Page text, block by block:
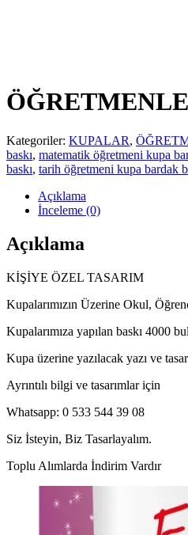
Kategoriler: KUPALAR,
baskı, matematik öğretmeni kupa
baskı, tarih öğretmeni kupa bardak
Açıklama
İnceleme (0)
Açıklama
KİŞİYE ÖZEL TASARIM
Kupalarımızın Üzerine Okul,
Kupalarımıza yapılan baskı 4000
Kupa üzerine yazılacak yazı ve
Ayrıntılı bilgi ve tasarımlar için
Whatsapp: 0 533 544 39 08
Siz İsteyin, Biz Tasarlayalım.
Toplu Alımlarda İndirim Vardır